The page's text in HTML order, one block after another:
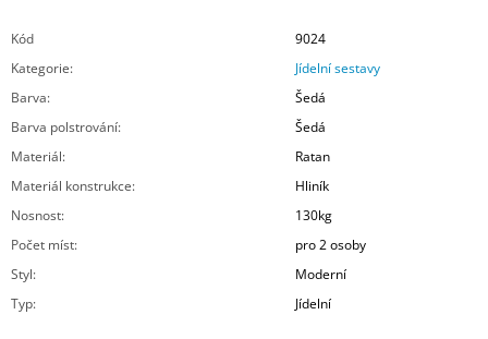
Kód
9024
Kategorie:
Jídelní sestavy
Barva:
Šedá
Barva polstrování:
Šedá
Materiál:
Ratan
Materiál konstrukce:
Hliník
Nosnost:
130kg
Počet míst:
pro 2 osoby
Styl:
Moderní
Typ: Jídelní